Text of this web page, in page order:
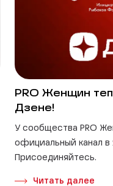
PRO Женщин
Дзене!
У сообщества PRO
официальный канал в
Присоединяйтесь.
Читать далее